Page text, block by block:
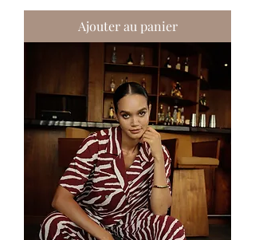
Ajouter au panier